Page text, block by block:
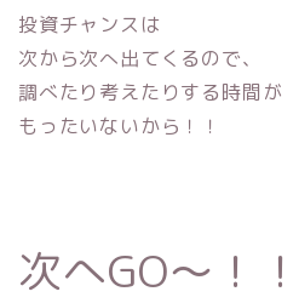
投資チャンスは
次から次へ出てくるので、
調べたり考えたりする時間が
もったいないから！！
次へGO〜！！